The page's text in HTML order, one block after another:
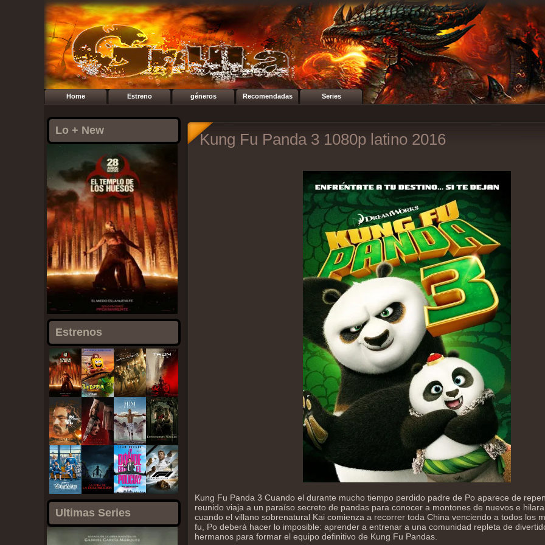
Home Estreno géneros Recomendadas Series
Lo + New
Estrenos
Ultimas Series
Kung Fu Panda 3 1080p latino 2016
Kung Fu Panda 3 Cuando el durante mucho tiempo perdido padre de Po aparece de
reunido viaja a un paraíso secreto de pandas para conocer a montones de nuevos e
cuando el villano sobrenatural Kai comienza a recorrer toda China venciendo a todos los
fu, Po deberá hacer lo imposible: aprender a entrenar a una comunidad repleta de
hermanos para formar el equipo definitivo de Kung Fu Pandas.